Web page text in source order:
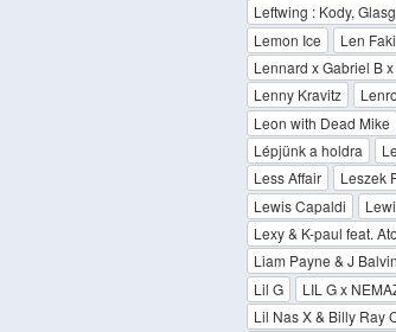
Leftwing : Kody,
Lemon Ice
Len Faki
Lennard x Gabriel B
Lenny Kravitz
Leon with Dead Mike
Lépjünk a holdra
Less Affair
Leszek
Lewis Capaldi
Lexy & K-paul feat.
Liam Payne & J Balvin
Lil G
LIL G x
Lil Nas X & Billy Ray